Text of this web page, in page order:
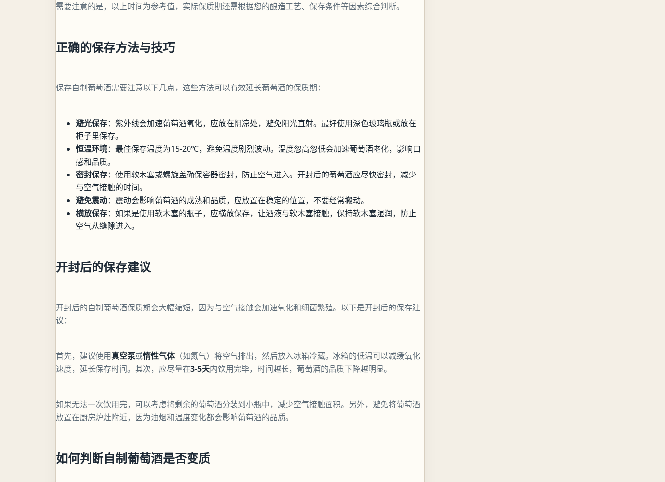
需要注意的是，以上时间为参考值，实际保质期还需根据您的酿造工艺、保存条件等因素综合判断。
正确的保存方法与技巧
保存自制葡萄酒需要注意以下几点，这些方法可以有效延长葡萄酒的保质期：
避光保存：紫外线会加速葡萄酒氧化，应放在阴凉处，避免阳光直射。最好使用深色玻璃瓶或放在
柜子里保存。
恒温环境：最佳保存温度为15-20℃，避免温度剧烈波动。温度忽高忽低会加速葡萄酒老化，影响口
感和品质。
密封保存：使用软木塞或螺旋盖确保容器密封，防止空气进入。开封后的葡萄酒应尽快密封，减少
与空气接触的时间。
避免震动：震动会影响葡萄酒的成熟和品质，应放置在稳定的位置，不要经常搬动。
横放保存：如果是使用软木塞的瓶子，应横放保存，让酒液与软木塞接触，保持软木塞湿润，防止
空气从缝隙进入。
开封后的保存建议
开封后的自制葡萄酒保质期会大幅缩短，因为与空气接触会加速氧化和细菌繁殖。以下是开封后的保存建
议：
首先，建议使用真空泵或惰性气体（如氮气）将空气排出，然后放入冰箱冷藏。冰箱的低温可以减缓氧化
速度，延长保存时间。其次，应尽量在3-5天内饮用完毕，时间越长，葡萄酒的品质下降越明显。
如果无法一次饮用完，可以考虑将剩余的葡萄酒分装到小瓶中，减少空气接触面积。另外，避免将葡萄酒
放置在厨房炉灶附近，因为油烟和温度变化都会影响葡萄酒的品质。
如何判断自制葡萄酒是否变质